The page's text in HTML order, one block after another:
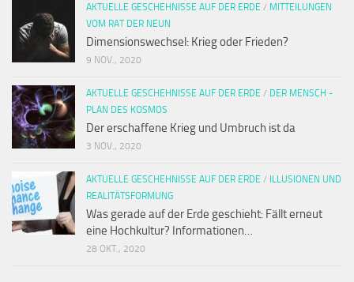
AKTUELLE GESCHEHNISSE AUF DER ERDE / MITTEILUNGEN
VOM RAT DER NEUN
Dimensionswechsel: Krieg oder Frieden?
9 NOV., 2020
AKTUELLE GESCHEHNISSE AUF DER ERDE / DER MENSCH -
PLAN DES KOSMOS
Der erschaffene Krieg und Umbruch ist da
3 NOV., 2020
AKTUELLE GESCHEHNISSE AUF DER ERDE /
ILLUSIONEN UND
REALITÄTSFORMUNG
Was gerade auf der Erde geschieht: Fällt erneut
eine Hochkultur? Informationen…
28 OKT., 2020